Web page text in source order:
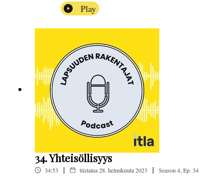
puhua? Entä miten saadaan uusperheissä
elävien nuorten ääni kuulumaan vahvemmin? Aiheesta
keskustelevat toiminnanjohtaja ja psykoterapeutti Kirsi
kokemusasiantuntija, uusperheessä asuva Luka
ja projektitutkija Lauri Mäkinen Itlasta. Podcastin on
toimittanut Sanna Ra.#LapsuudenRakentajat
Play
34. Yhteisöllisyys
34:53 | tiistaina 28. helmikuuta 2023 | Season 4 Ep. 34